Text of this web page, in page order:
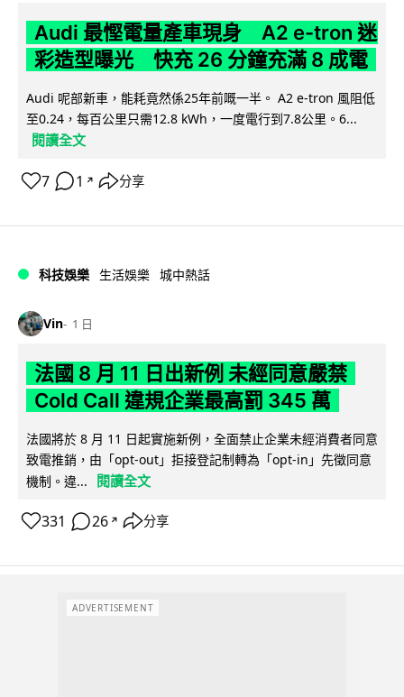
Audi 最慳電量產車現身 A2 e-tron 迷
彩造型曝光 快充 26 分鐘充滿 8 成電
Audi 呢部新車，能耗竟然係25年前嘅一半。 A2 e-tron 風阻低
至0.24，每百公里只需12.8 kWh，一度電行到7.8公里。6...
閱讀全文
7 1 ↗ 分享
科技娛樂 生活娛樂 城中熱話
Vin 1 日
法國 8 月 11 日出新例 未經同意嚴禁
Cold Call 違規企業最高罰 345 萬
法國將於 8 月 11 日起實施新例，全面禁止企業未經消費者同意
致電推銷，由「opt-out」拒接登記制轉為「opt-in」先徵同意
機制。違...
閱讀全文
331 26 ↗ 分享
ADVERTISEMENT